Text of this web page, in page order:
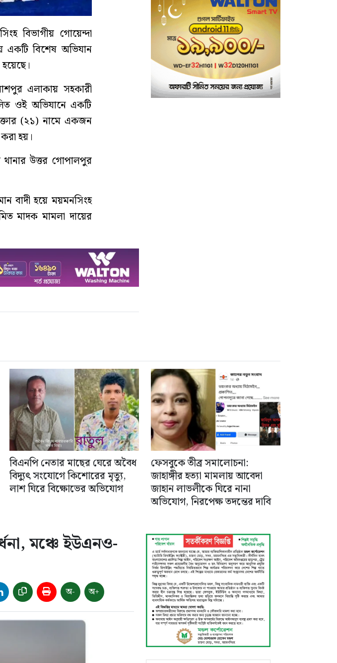
বিভাগীয় গোয়েন্দা
একটি বিশেষ অভিযান
এলাকায় সহকারী
ওই অভিযানে একটি
(২১) নামে একজন
হয়।
থানার উত্তর গোপালপুর
বাদী হয়ে ময়মনসিংহ
মাদক মামলা দায়ের
মানসম্মত শিক্ষা নিশ্চিতে
শ্যামপুরে তৎপর শিক্ষা
অফিসার শাপলা খানম
৬
তাৎক্ষণিক খাদ্য পরীক্ষা
নিশ্চিত করবে ভ্রাম্যমাণ
পরীক্ষাগার: এস এম হুমায়ূন
৭
বিএনপি নেতার মাছের ঘেরে অবৈধ
বিদ্যুৎ সংযোগে কিশোরের মৃত্যু,
লাশ ঘিরে বিক্ষোভের অভিযোগ
ফেসবুকে তীব্র সমালোচনা:
জাহাঙ্গীর হত্যা মামলায় আবেদা
জাহান লাভলীকে ঘিরে নানা
অভিযোগ, নিরপেক্ষ তদন্তের দাবি
মঞ্চে ইউএনও-
অ- অ+